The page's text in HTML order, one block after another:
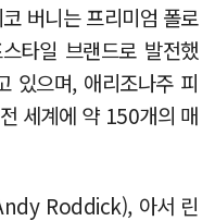
버니는 프리미엄 폴로
타일 브랜드로 발전했
있으며, 애리조나주 피
세계에 약 150개의 매
Roddick), 아서 린